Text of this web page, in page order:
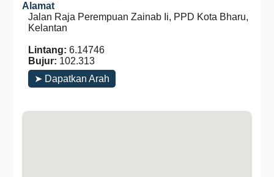
Alamat
Jalan Raja Perempuan Zainab Ii, PPD Kota Bharu,
Kelantan
Lintang: 6.14746
Bujur: 102.313
➤ Dapatkan Arah